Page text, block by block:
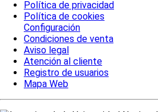
Política de privacidad
Política de cookies
Configuración
Condiciones de venta
Aviso legal
Atención al cliente
Registro de usuarios
Mapa Web